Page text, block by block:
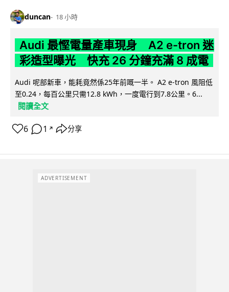
duncan 18 小時
Audi 最慳電量產車現身 A2 e-tron 迷
彩造型曝光 快充 26 分鐘充滿 8 成電
Audi 呢部新車，能耗竟然係25年前嘅一半。 A2 e-tron 風阻低
至0.24，每百公里只需12.8 kWh，一度電行到7.8公里。6...
閱讀全文
6 1 ↗ 分享
ADVERTISEMENT